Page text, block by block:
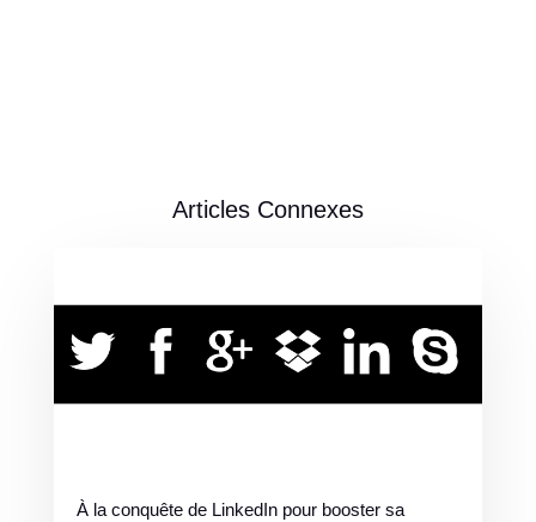
Articles Connexes
À la conquête de LinkedIn pour booster sa